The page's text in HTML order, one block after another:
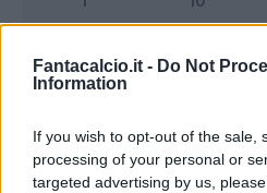
Fantacalcio.it - Do Not
Information
If you wish to opt-out of the sale,
processing of your personal or
targeted advertising by us,
Riepilogo stagione